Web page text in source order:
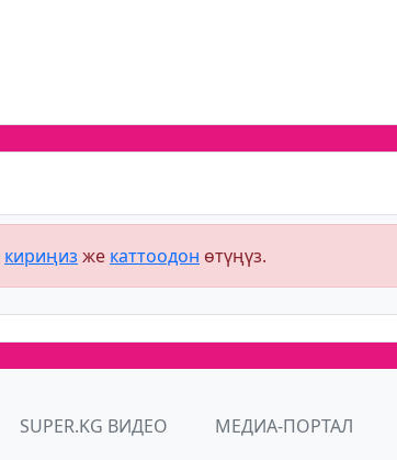
кириңиз же каттоодон өтүңүз.
SUPER.KG ВИДЕО МЕДИА-ПОРТАЛ